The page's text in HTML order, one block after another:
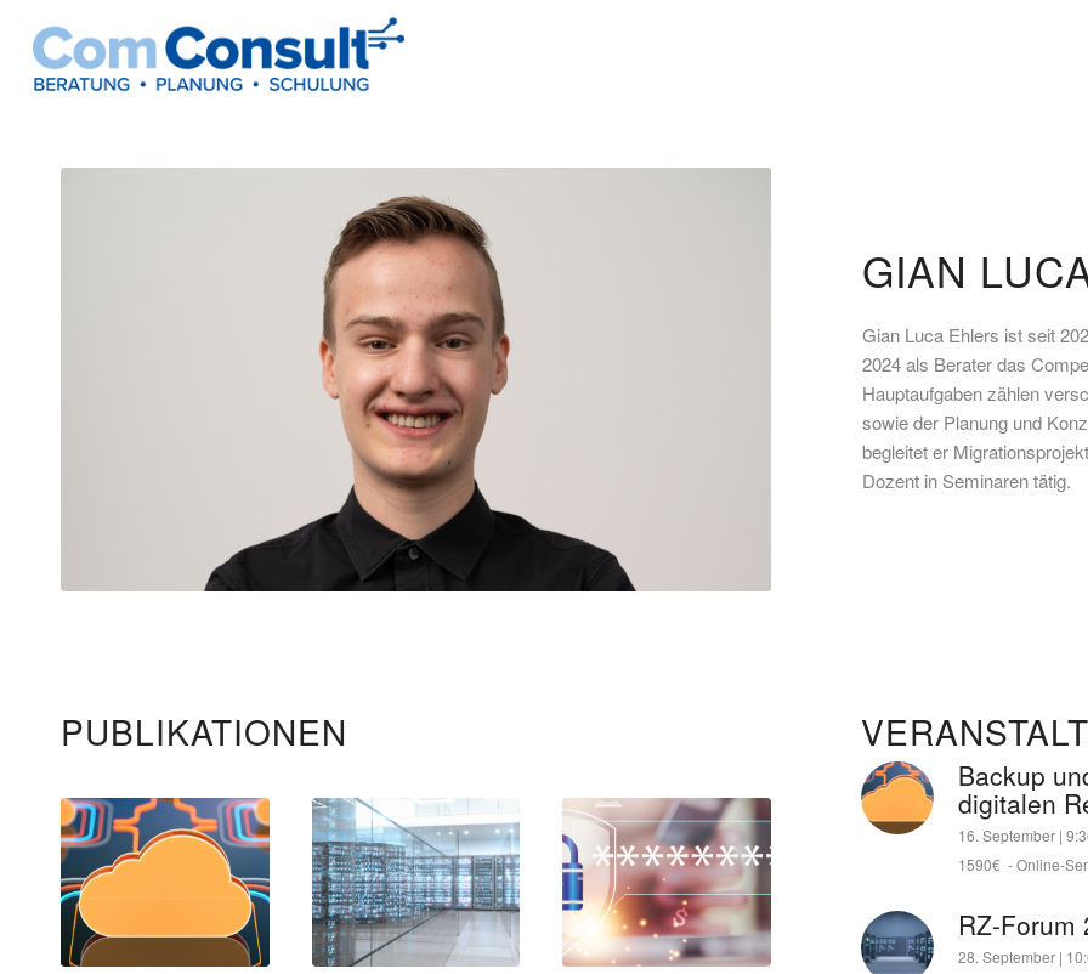
GIAN
Gian Luca Ehlers ist seit
2024 als Berater das
Hauptaufgaben zählen
sowie der Planung und
begleitet er
Dozent in Seminaren tätig.
PUBLIKATIONEN
Backup
digitalen
16. September |
1590€ -Online-
RZ-Forum
28. September |